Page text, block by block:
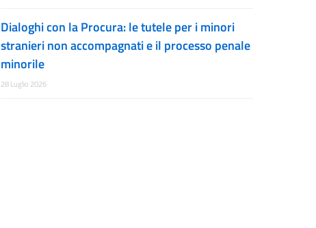
Dialoghi con la Procura: le tutele per i minori
stranieri non accompagnati e il processo penale
minorile
28 Luglio 2026